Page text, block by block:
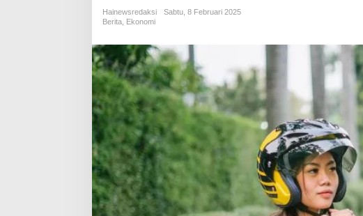
Hainewsredaksi
Sabtu, 8 Februari 2025
Berita Ekonomi